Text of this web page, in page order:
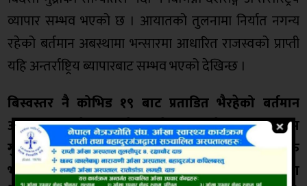
व्यापार सम्भव भएको छ । आयातको तुलनामा निर्यात नगन्य
रहेको बर्तमान अबस्थामा भन्सारमा आधारित राजस्वको प्राप्ती
यहि अन्तर्राष्ट्रिय ब्यापारबाट सम्भव भएको देखिन्छ ।
बिस्वस्तर नै कोभिड १९ बाट प्रताडित भैरहेको बर्तमान
अबस्थामा बिदेसमा रहेका नेपालिहरुले आफ्नो काम
गुमाउने, चाहेर पनि श्रम बेच्न नपाउने तथा बिदेसि कम्पनिहरु
भटाभट बन्द हुने अबस्था देखा पर्दैछ । यस्तो अबस्थामा